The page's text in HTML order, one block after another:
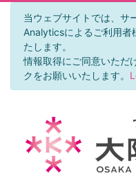
当ウェブサイトでは、サ
Analyticsによるご利用者
たします。
情報取得にご同意いただ
クをお願いいたします。